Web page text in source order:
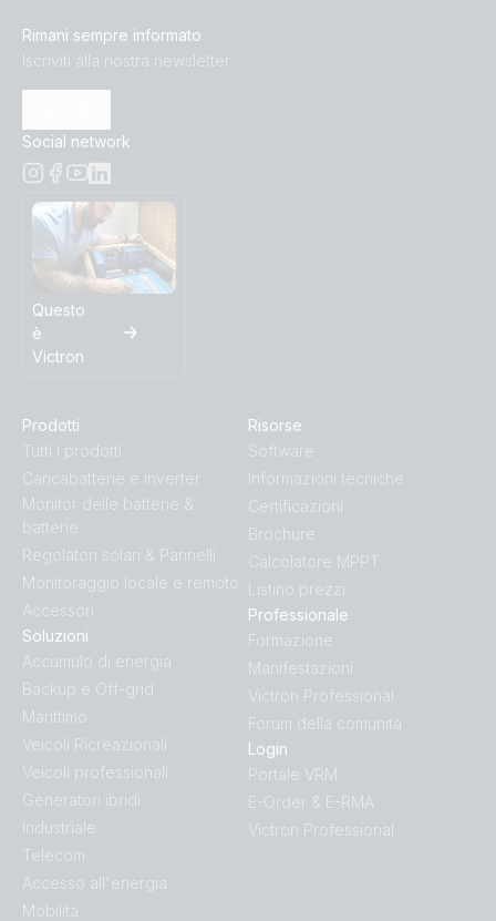
Rimani sempre informato
Iscriviti alla nostra newsletter
Social network
Questo
è
Victron
Prodotti
Tutti i prodotti
Caricabatterie e inverter
Monitor delle batterie &
batterie
Regolatori solari & Pannelli
Monitoraggio locale e remoto
Accessori
Soluzioni
Accumulo di energia
Backup e Off-grid
Marittimo
Veicoli Ricreazionali
Veicoli professionali
Generatori ibridi
Industriale
Telecom
Accesso all'energia
Mobilità
Risorse
Software
Informazioni tecniche
Certificazioni
Brochure
Calcolatore MPPT
Listino prezzi
Professionale
Formazione
Manifestazioni
Victron Professional
Forum della comunità
Login
Portale VRM
E-Order & E-RMA
Victron Professional